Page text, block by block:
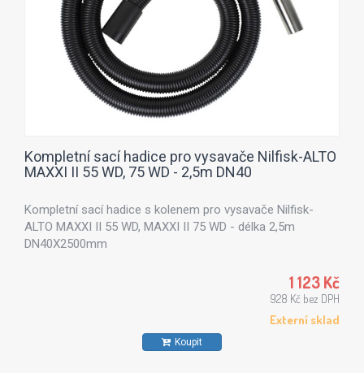
Kompletní sací hadice pro vysavače Nilfisk-ALTO
MAXXI II 55 WD, 75 WD - 2,5m DN40
Kompletní sací hadice s kolenem pro vysavače Nilfisk-
ALTO MAXXI II 55 WD, MAXXI II 75 WD - délka 2,5m
DN40X2500mm
1 123 Kč
928 Kč bez DPH
Externí sklad
Koupit